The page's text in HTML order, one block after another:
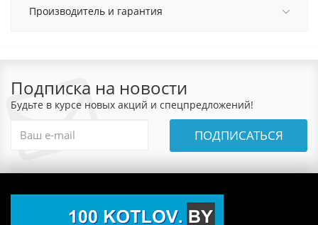
Производитель и гарантия
Подписка на новости
Будьте в курсе новых акций и спецпредложений!
ПОДПИСАТЬСЯ